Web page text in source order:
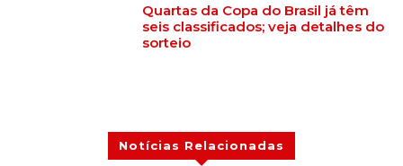
Quartas da Copa do Brasil já têm
seis classificados; veja detalhes do
sorteio
Notícias Relacionadas